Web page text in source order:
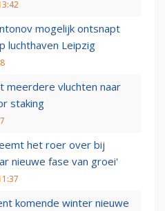
mogelijk ontsnapt
luchthaven Leipzig
meerdere vluchten naar
staking
het roer over bij
nieuwe fase van groei'
komende winter nieuwe